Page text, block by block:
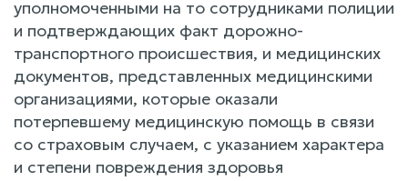
уполномоченными на то сотрудниками полиции
и подтверждающих факт дорожно-
транспортного происшествия, и медицинских
документов, представленных медицинскими
организациями, которые оказали
потерпевшему медицинскую помощь в связи
со страховым случаем, с указанием характера
и степени повреждения здоровья